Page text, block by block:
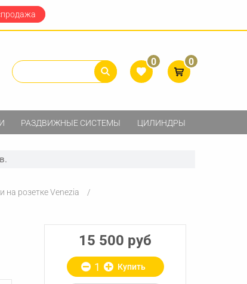
0 0
РАЗДВИЖНЫЕ СИСТЕМЫ ЦИЛИНДРЫ
на розетке Venezia
15 500 руб
Купить